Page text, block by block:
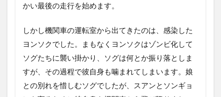
かい最後の走行を始めます。
しかし機関車の運転室から出てきたのは、感染した
ヨンソクでした。まもなくヨンソクはゾンビ化して
ソグたちに襲い掛かり、ソグは何とか振り落としま
すが、その過程で彼自身も噛まれてしまいます。娘
との別れを惜しむソグでしたが、スアンとソンギョ